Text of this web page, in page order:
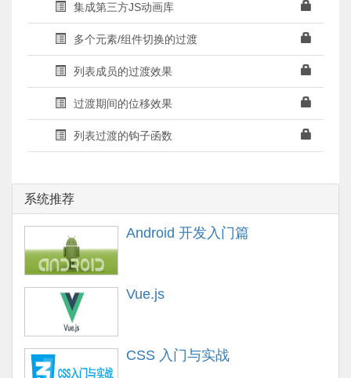
集成第三方JS动画库
多个元素/组件切换的过渡
列表成员的过渡效果
过渡期间的位移效果
列表过渡的钩子函数
系统推荐
Android 开发入门篇
Vue.js
CSS 入门与实战